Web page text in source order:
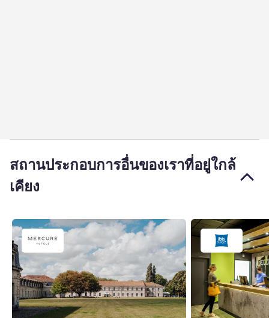
สถานประกอบการอื่นของเราที่อยู่ใกล้
เคียง